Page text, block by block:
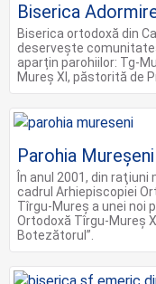
Biserica
Biserica ortodoxă din
deservește
aparțin parohiilor: Tg-
Mureș XI, păstorită de
Parohia Mureșeni
În anul 2001, din
cadrul Arhiepiscopiei
Tîrgu-Mureş a unei noi
Ortodoxă Tîrgu-Mureş
Botezătorul”.